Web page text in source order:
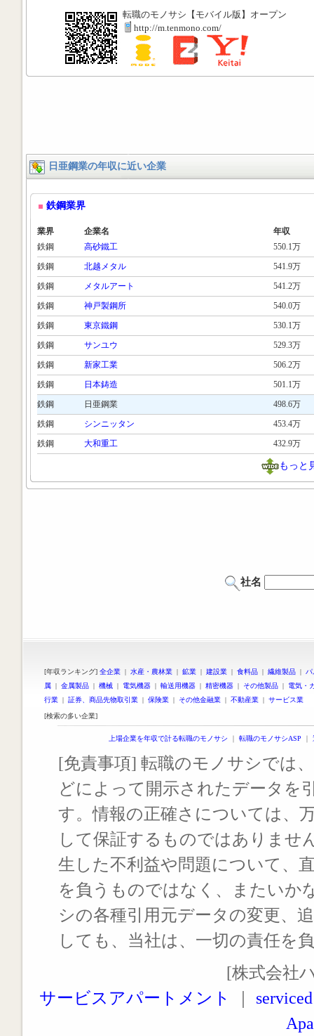
転職のモノサシ【モバイル版】オープン
http://m.tenmono.com/
日亜鋼業の年収に近い企業
鉄鋼業界
業界 企業名
年収
鉄鋼
高砂鐵工
550.1万
鉄鋼
北越メタル
541.9万
鉄鋼
メタルアート
541.2万
鉄鋼
神戸製鋼所
540.0万
鉄鋼
東京鐵鋼
530.1万
鉄鋼
サンユウ
529.3万
鉄鋼
新家工業
506.2万
鉄鋼
日本鋳造
501.1万
鉄鋼
日亜鋼業
498.6万
鉄鋼
シンニッタン
453.4万
鉄鋼
大和重工 432.9万
もっと
社名
[年収ランキング] 全企業 | 水産・農林業 | 鉱業 | 建設業 | 食料品 | 繊維製品 |
属 | 金属製品 | 機械 | 電気機器 | 輸送用機器 | 精密機器 | その他製品 | 電気・
行業 | 証券、商品先物取引業 | 保険業 | その他金融業 | 不動産業 | サービス業
[検索の多い企業]
上場企業を年収で計る転職のモノサシ ｜ 転職のモノサシASP ｜
[免責事項] 転職のモノサシでは
どによって開示されたデータを
す。情報の正確さについては、
して保証するものではありませ
生した不利益や問題について、
を負うものではなく、またいか
シの各種引用元データの変更、
しても、当社は、一切の責任を
[株式会社
サービスアパートメント